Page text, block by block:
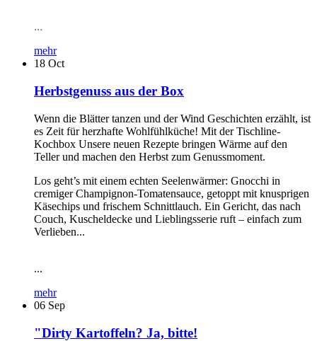
...
mehr
18 Oct
Herbstgenuss aus der Box
Wenn die Blätter tanzen und der Wind Geschichten erzählt, ist
es Zeit für herzhafte Wohlfühlküche! Mit der Tischline-
Kochbox Unsere neuen Rezepte bringen Wärme auf den
Teller und machen den Herbst zum Genussmoment.
Los geht’s mit einem echten Seelenwärmer: Gnocchi in
cremiger Champignon-Tomatensauce, getoppt mit knusprigen
Käsechips und frischem Schnittlauch. Ein Gericht, das nach
Couch, Kuscheldecke und Lieblingsserie ruft – einfach zum
Verlieben...
...
mehr
06 Sep
"Dirty Kartoffeln? Ja, bitte!